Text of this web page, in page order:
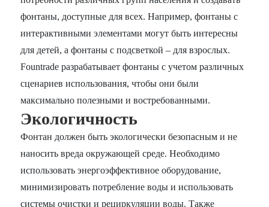
фонтаны, доступные для всех. Например, фонтаны с
интерактивными элементами могут быть интересны
для детей, а фонтаны с подсветкой – для взрослых.
Fountrade разрабатывает фонтаны с учетом различных
сценариев использования, чтобы они были
максимально полезными и востребованными.
Экологичность
Фонтан должен быть экологически безопасным и не
наносить вреда окружающей среде. Необходимо
использовать энергоэффективное оборудование,
минимизировать потребление воды и использовать
системы очистки и рециркуляции воды. Также